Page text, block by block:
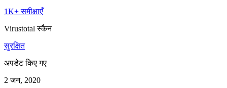
1K+ समीक्षाएँ
Virustotal स्कैन
सुरक्षित
अपडेट किए गए
2 जन, 2020